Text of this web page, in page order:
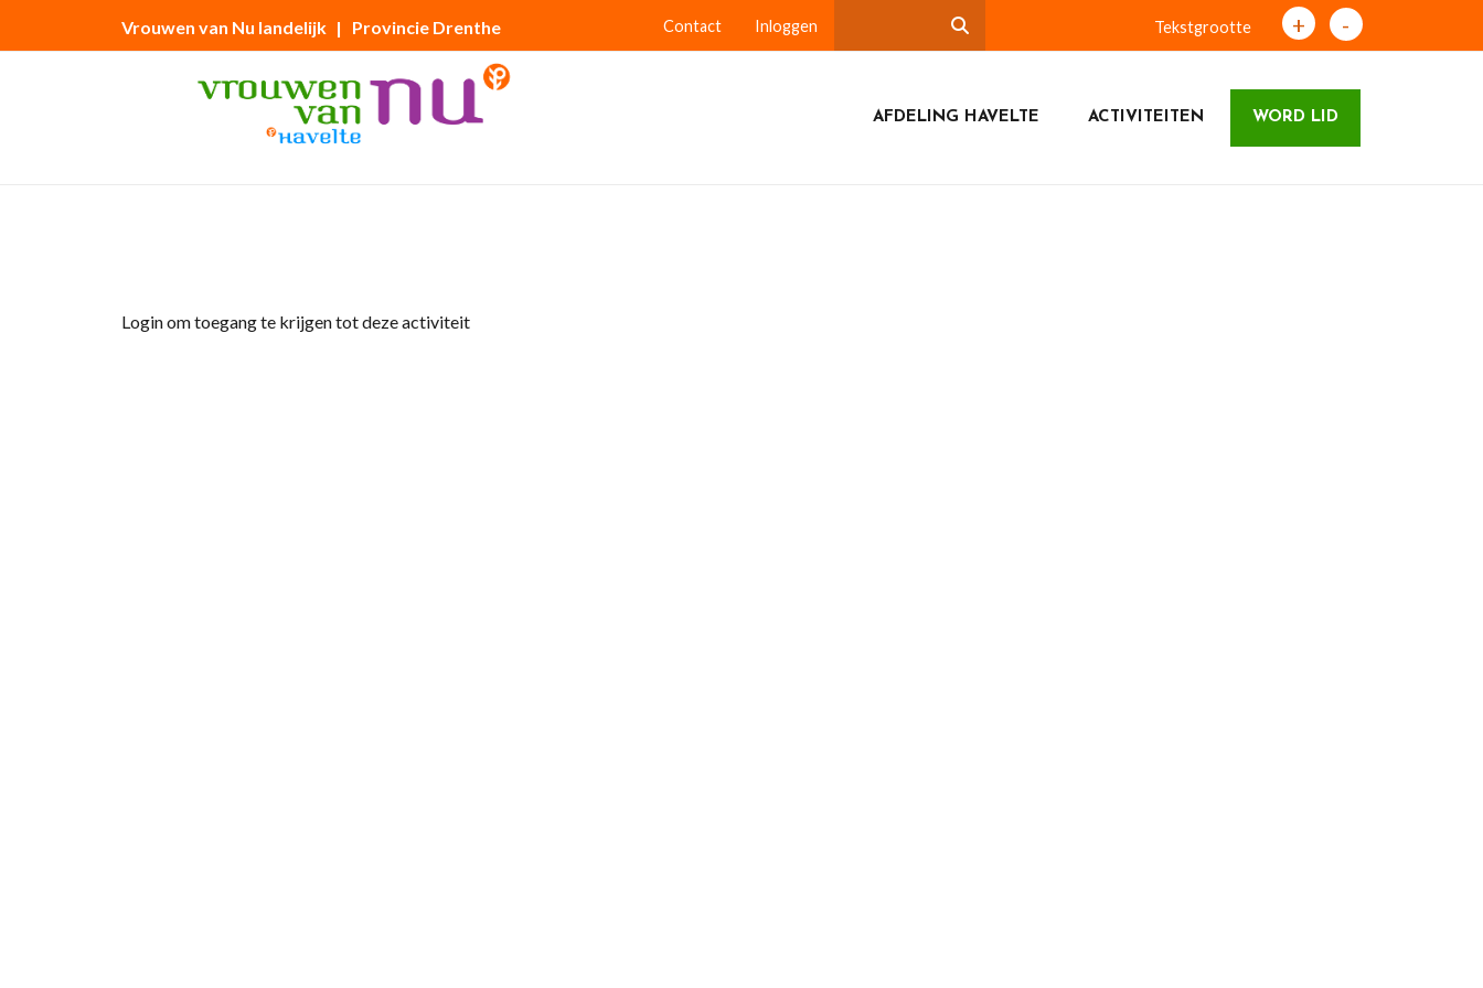
Vrouwen van Nu landelijk | Provincie Drenthe Contact Inloggen Tekstgrootte + -
AFDELING HAVELTE ACTIVITEITEN WORD LID
Login om toegang te krijgen tot deze activiteit